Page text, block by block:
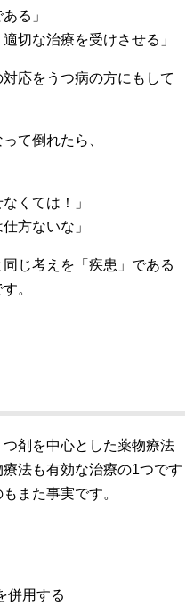
る」
切な治療を受けさせる」
応をうつ病の方にもして
て倒れたら、
くては！」
方ないな」
じ考えを「疾患」である
。
剤を中心とした薬物療法
法も有効な治療の1つです
また事実です。
併用する